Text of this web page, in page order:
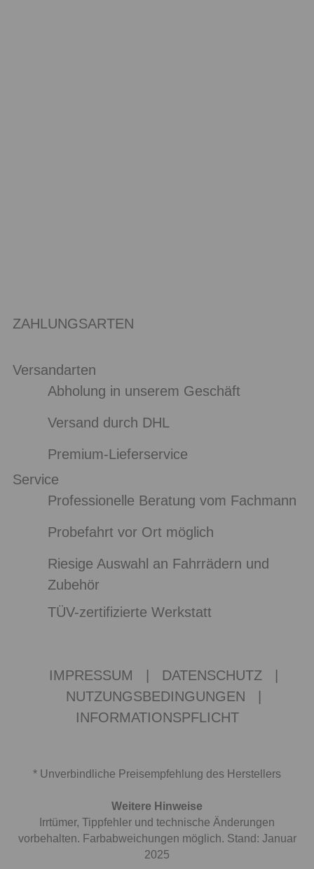
ZAHLUNGSARTEN
Versandarten
Abholung in unserem Geschäft
Versand durch DHL
Premium-Lieferservice
Service
Professionelle Beratung vom Fachmann
Probefahrt vor Ort möglich
Riesige Auswahl an Fahrrädern und
Zubehör
TÜV-zertifizierte Werkstatt
IMPRESSUM DATENSCHUTZ
NUTZUNGSBEDINGUNGEN
INFORMATIONSPFLICHT
* Unverbindliche Preisempfehlung des Herstellers
Weitere Hinweise
Irrtümer, Tippfehler und technische Änderungen
vorbehalten. Farbabweichungen möglich. Stand: Januar
2025